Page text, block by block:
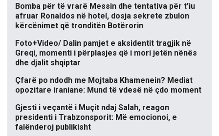
Bomba për të vrarë Messin dhe tentativa për t’iu
afruar Ronaldos në hotel, dosja sekrete zbulon
kërcënimet që tronditën Botërorin
Foto+Video/ Dalin pamjet e aksidentit tragjik në
Greqi, momenti i përplasjes që i mori jetën nënës
dhe djalit shqiptar
Çfarë po ndodh me Mojtaba Khamenein? Mediat
opozitare iraniane: Mund të vdesë në çdo moment
Gjesti i veçantë i Muçit ndaj Salah, reagon
presidenti i Trabzonsporit: Më emocionoi, e
falënderoj publikisht